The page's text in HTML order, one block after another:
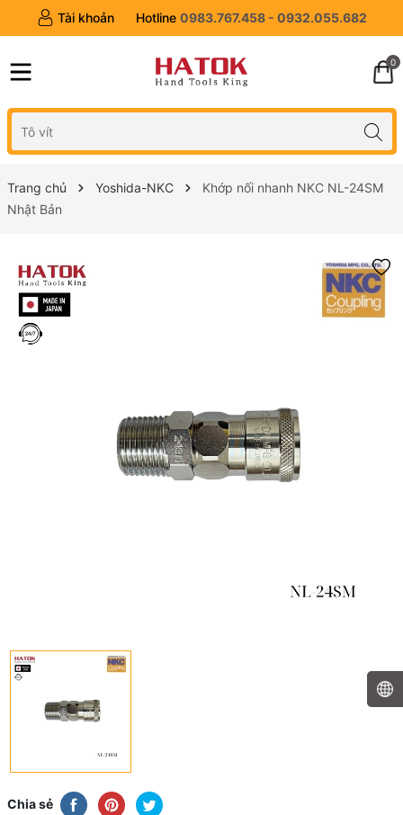
Tài khoản Hotline 0983.767.458 - 0932.055.682
0
Trang chủ Yoshida-NKC
Khớp nối nhanh NKC NL-24SM
Nhật Bản
Chia sẻ